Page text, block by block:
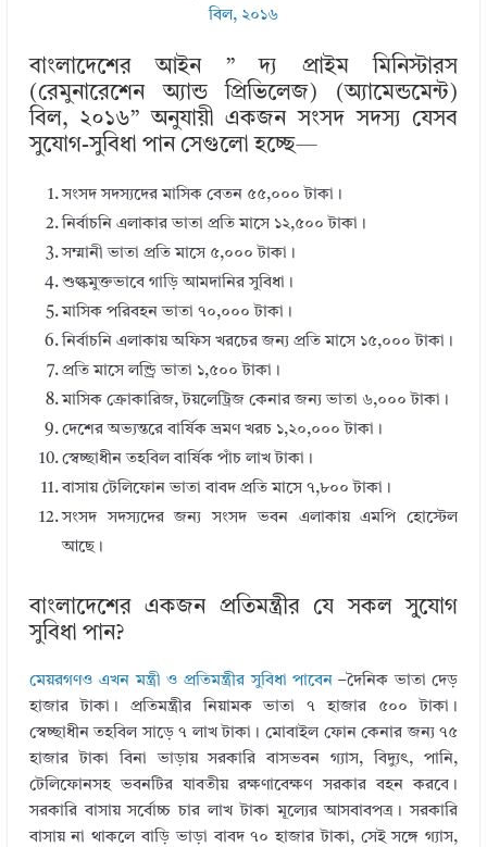
বিল, ২০১৬
বাংলাদেশের আইন ” দ্য প্রাইম মিনিস্টারস
(রেমুনারেশেন অ্যান্ড প্রিভিলেজ) (অ্যামেন্ডমেন্ট)
বিল, ২০১৬” অনুযায়ী একজন সংসদ সদস্য যেসব
সুযোগ-সুবিধা পান সেগুলো হচ্ছে—
সংসদ সদস্যদের মাসিক বেতন ৫৫,০০০ টাকা।
নির্বাচনি এলাকার ভাতা প্রতি মাসে ১২,৫০০ টাকা।
সম্মানী ভাতা প্রতি মাসে ৫,০০০ টাকা।
শুল্কমুক্তভাবে গাড়ি আমদানির সুবিধা।
মাসিক পরিবহন ভাতা ৭০,০০০ টাকা।
নির্বাচনি এলাকায় অফিস খরচের জন্য প্রতি মাসে ১৫,০০০ টাকা।
প্রতি মাসে লন্ড্রি ভাতা ১,৫০০ টাকা।
মাসিক ক্রোকারিজ, টয়লেট্রিজ কেনার জন্য ভাতা ৬,০০০ টাকা।
দেশের অভ্যন্তরে বার্ষিক ভ্রমণ খরচ ১,২০,০০০ টাকা।
স্বেচ্ছাধীন তহবিল বার্ষিক পাঁচ লাখ টাকা।
বাসায় টেলিফোন ভাতা বাবদ প্রতি মাসে ৭,৮০০ টাকা।
সংসদ সদস্যদের জন্য সংসদ ভবন এলাকায় এমপি হোস্টেল
আছে।
বাংলাদেশের একজন প্রতিমন্ত্রীর যে সকল সু্যোগ
সুবিধা পান?
মেয়রগণও এখন মন্ত্রী ও প্রতিমন্ত্রীর সুবিধা পাবেন –দৈনিক ভাতা দেড়
হাজার টাকা। প্রতিমন্ত্রীর নিয়ামক ভাতা ৭ হাজার ৫০০ টাকা।
স্বেচ্ছাধীন তহবিল সাড়ে ৭ লাখ টাকা। মোবাইল ফোন কেনার জন্য ৭৫
হাজার টাকা বিনা ভাড়ায় সরকারি বাসভবন গ্যাস, বিদ্যুৎ, পানি,
টেলিফোনসহ ভবনটির যাবতীয় রক্ষণাবেক্ষণ সরকার বহন করবে।
সরকারি বাসায় সর্বোচ্চ চার লাখ টাকা মূল্যের আসবাবপত্র। সরকারি
বাসায় না থাকলে বাড়ি ভাড়া বাবদ ৭০ হাজার টাকা, সেই সঙ্গে গ্যাস,